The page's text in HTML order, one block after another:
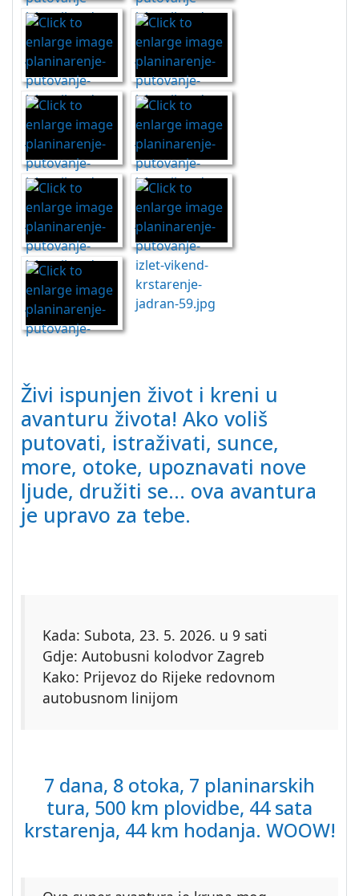
Živi ispunjen život i kreni u
avanturu života! Ako voliš
putovati, istraživati, sunce,
more, otoke, upoznavati nove
ljude, družiti se... ova avantura
je upravo za tebe.
Kada: Subota, 23. 5. 2026. u 9 sati
Gdje: Autobusni kolodvor Zagreb
Kako: Prijevoz do Rijeke redovnom
autobusnom linijom
7 dana, 8 otoka, 7 planinarskih
tura, 500 km plovidbe, 44 sata
krstarenja, 44 km hodanja. WOOW!